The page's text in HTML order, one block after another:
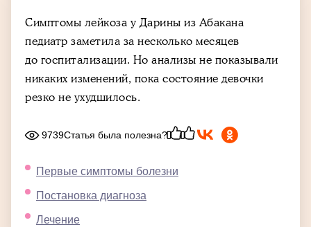
Симптомы лейкоза у Дарины из Абакана
педиатр заметила за несколько месяцев
до госпитализации. Но анализы не показывали
никаких изменений, пока состояние девочки
резко не ухудшилось.
9739Статья была полезна?
Первые симптомы болезни
Постановка диагноза
Лечение